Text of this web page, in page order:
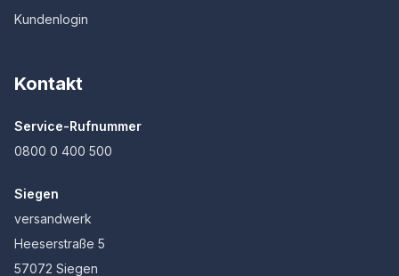
Kundenlogin
Kontakt
Service-Rufnummer
0800 0 400 500
Siegen
versandwerk
Heeserstraße 5
57072 Siegen